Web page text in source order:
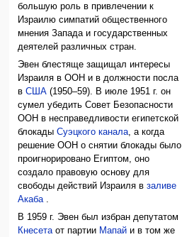
большую роль в привлечении к
Израилю симпатий общественного
мнения Запада и государственных
деятелей различных стран.
Эвен блестяще защищал интересы
Израиля в ООН и в должности посла
вСША (1950–59). В июле 1951 г. он
сумел убедить Совет Безопасности
ООН в несправедливости египетской
блокадыСуэцкого канала, а когда
решение ООН о снятии блокады было
проигнорировано Египтом, оно
создало правовую основу для
свободы действий Израиля взаливе
Акаба.
В 1959 г. Эвен был избран депутатом
Кнесетаот партии Мапай и в том же